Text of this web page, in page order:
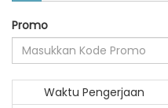
Promo
Waktu Pengerjaan